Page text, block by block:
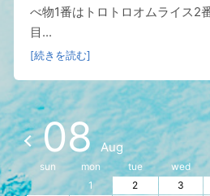
べ物1番はトロトロオムライス2
目...
[続きを読む]
08 Aug
sun mon tue wed
1
2 3